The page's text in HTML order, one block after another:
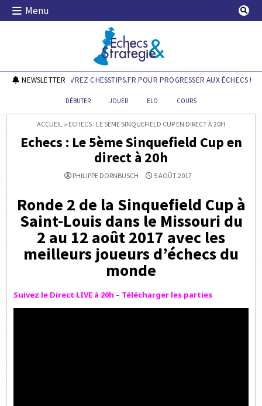
Skip
Menu
Echecs & Stratégie
NEWSLETTER
DÉCOUVREZ CHESSTIPS.FR POUR PROGRESSER AUX ÉCHECS !
DÉBUTER JOUER ELO COURS
ACCUEIL » ECHECS : LE 5ÈME SINQUEFIELD CUP EN DIRECT À 20H
Echecs : Le 5ème Sinquefield Cup en
direct à 20h
PHILIPPE DORNBUSCH 5 AOÛT 2017
Ronde 2 de la Sinquefield Cup à
Saint-Louis dans le Missouri du
2 au 12 août 2017 avec les
meilleurs joueurs d’échecs du
monde
Suivez le Direct LIVE à 20h – Télécharger les parties